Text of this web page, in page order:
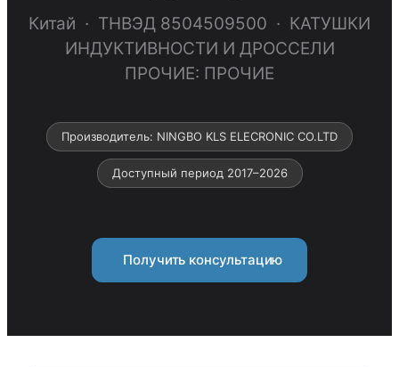
Китай · ТНВЭД 8504509500 · КАТУШКИ
ИНДУКТИВНОСТИ И ДРОССЕЛИ
ПРОЧИЕ: ПРОЧИЕ
Производитель: NINGBO KLS ELECRONIC CO.LTD
Доступный период 2017–2026
Получить консультацию